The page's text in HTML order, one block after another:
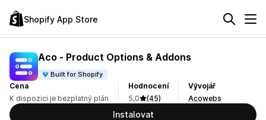
Shopify App Store
Aco ‑ Product Options & Addons
Built for Shopify
Cena
K dispozici je bezplatný plán
Hodnocení
5,0
(45)
Vývojář
Acowebs
Instalovat